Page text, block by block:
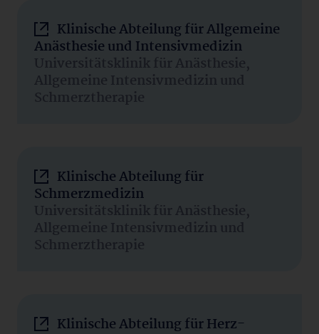
Klinische Abteilung für Allgemeine
Anästhesie und Intensivmedizin
Universitätsklinik für Anästhesie,
Allgemeine Intensivmedizin und
Schmerztherapie
Klinische Abteilung für
Schmerzmedizin
Universitätsklinik für Anästhesie,
Allgemeine Intensivmedizin und
Schmerztherapie
Klinische Abteilung für Herz-